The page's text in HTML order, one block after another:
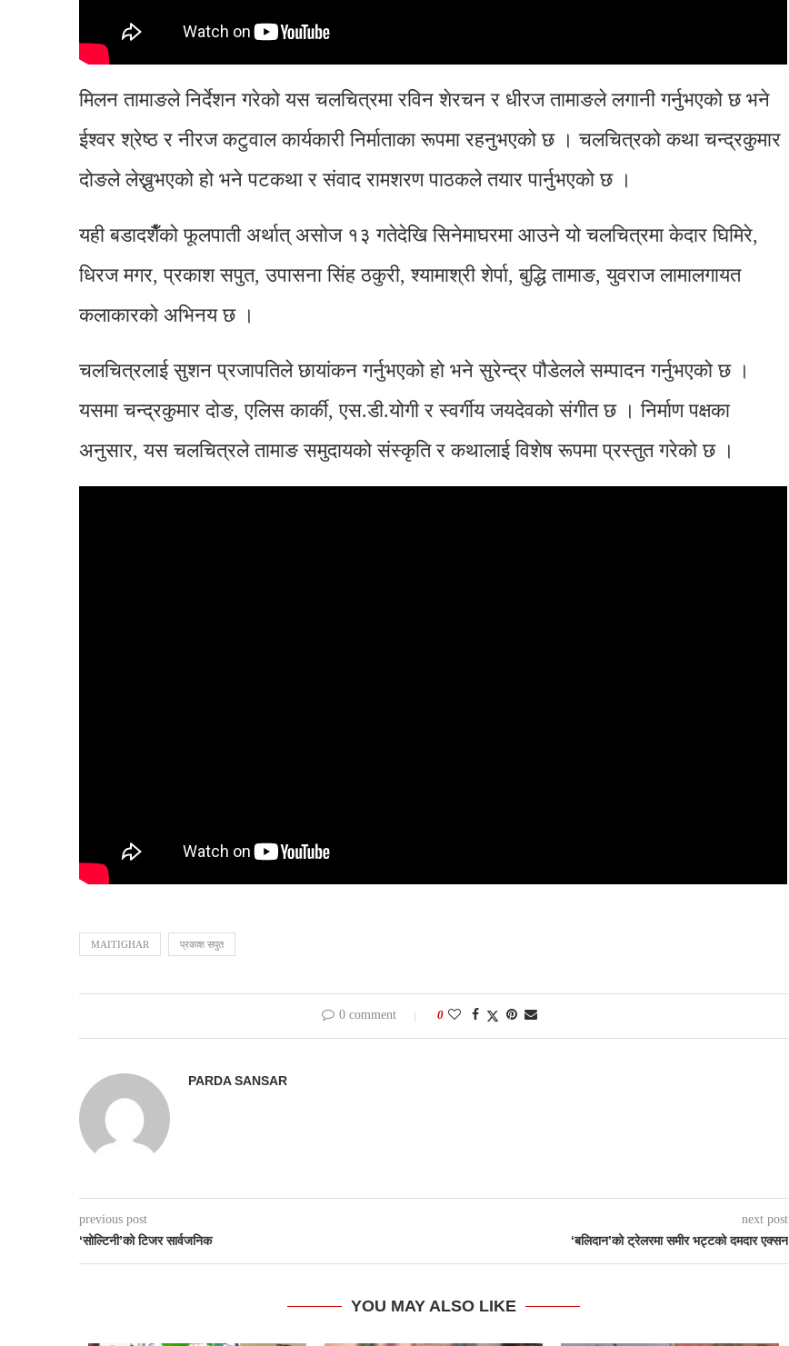
मिलन तामाङले निर्देशन गरेको यस चलचित्रमा रविन शेरचन र धीरज तामाङले लगानी गर्नुभएको छ भने
ईश्वर श्रेष्ठ र नीरज कटुवाल कार्यकारी निर्माताका रूपमा रहनुभएको छ । चलचित्रको कथा चन्द्रकुमार
दोङले लेख्नुभएको हो भने पटकथा र संवाद रामशरण पाठकले तयार पार्नुभएको छ ।
यही बडादशैँको फूलपाती अर्थात् असोज १३ गतेदेखि सिनेमाघरमा आउने यो चलचित्रमा केदार घिमिरे,
धिरज मगर, प्रकाश सपुत, उपासना सिंह ठकुरी, श्यामाश्री शेर्पा, बुद्धि तामाङ, युवराज लामालगायत
कलाकारको अभिनय छ ।
चलचित्रलाई सुशन प्रजापतिले छायांकन गर्नुभएको हो भने सुरेन्द्र पौडेलले सम्पादन गर्नुभएको छ ।
यसमा चन्द्रकुमार दोङ, एलिस कार्की, एस.डी.योगी र स्वर्गीय जयदेवको संगीत छ । निर्माण पक्षका
अनुसार, यस चलचित्रले तामाङ समुदायको संस्कृति र कथालाई विशेष रूपमा प्रस्तुत गरेको छ ।
MAITIGHAR प्रकाश सपुत
0 comment 0
PARDA SANSAR
previous post
‘सोल्टिनी’को टिजर सार्वजनिक
next post
‘बलिदान’को ट्रेलरमा समीर भट्टको दमदार एक्सन
YOU MAY ALSO LIKE